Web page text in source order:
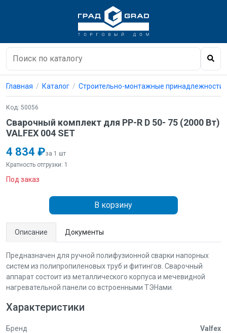
Главная Каталог Строительно-монтажные принадлежности
Код: 50056
Сварочный комплект для PP-R D 50- 75 (2000 Вт)
VALFEX 004 SET
4 834 ₽за 1 шт
Кратность отгрузки: 1
Под заказ
В корзину
Описание Документы
Предназначен для ручной полифузионной сварки напорных
систем из полипропиленовых труб и фитингов. Сварочный
аппарат состоит из металлического корпуса и мечевидной
нагревательной панели со встроенными ТЭНами.
Характеристики
Бренд Valfex